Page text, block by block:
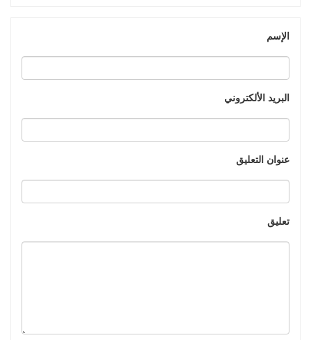
الإسم
البريد الألكتروني
عنوان التعليق
تعليق